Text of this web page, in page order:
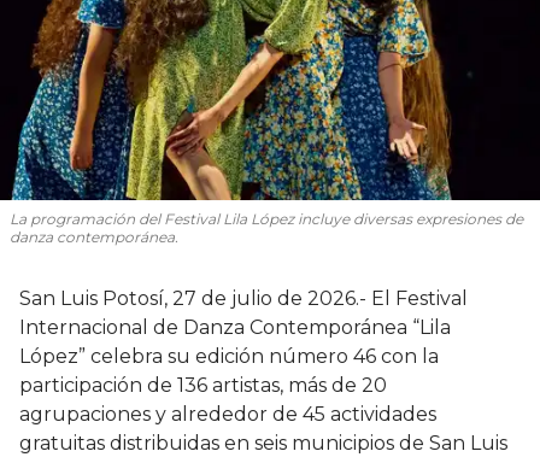
La programación del Festival Lila López incluye diversas expresiones de
danza contemporánea.
San Luis Potosí, 27 de julio de 2026.- El Festival
Internacional de Danza Contemporánea “Lila
López” celebra su edición número 46 con la
participación de 136 artistas, más de 20
agrupaciones y alrededor de 45 actividades
gratuitas distribuidas en seis municipios de San Luis